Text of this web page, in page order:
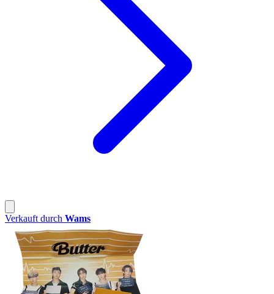
Verkauft durch Wams